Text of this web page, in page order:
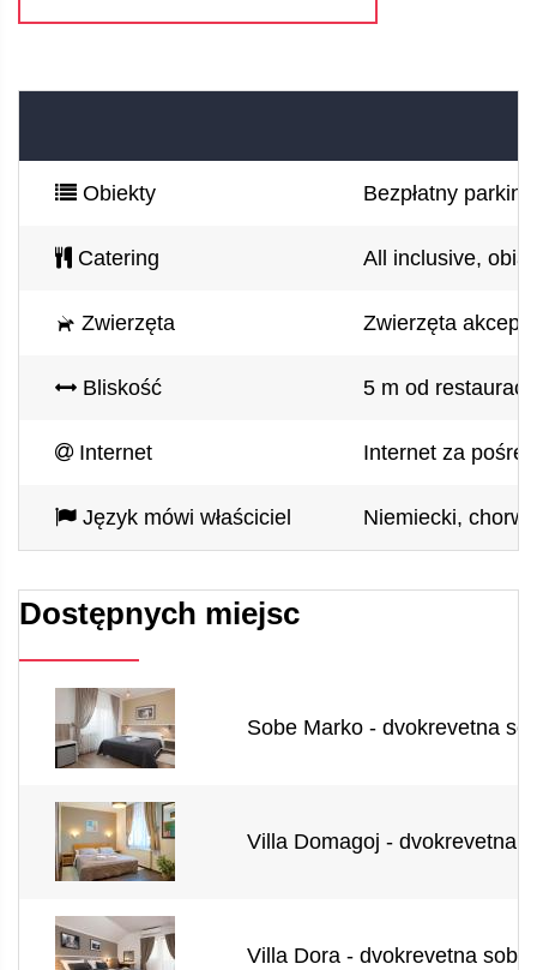
Obiekty Bezpłatny
Catering All inclusive,
Zwierzęta Zwierzęta
Bliskość 5 m od
Internet Internet za
Język mówi właściciel Niemiecki,
Dostępnych miejsc
Sobe Marko - dvokrevetna
Villa Domagoj - dvokrevetna
Villa Dora - dvokrevetna soba